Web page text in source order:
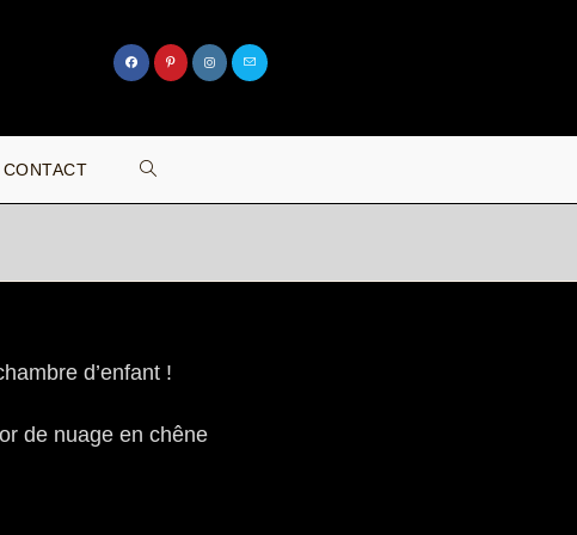
CONTACT
d’enfant !
de nuage en chêne